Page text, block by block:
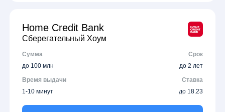
Home Credit Bank
Сберегательный Хоум
Сумма
Срок
до 100 млн
до 2 лет
Время выдачи
Ставка
1-10 минут
до 18.23